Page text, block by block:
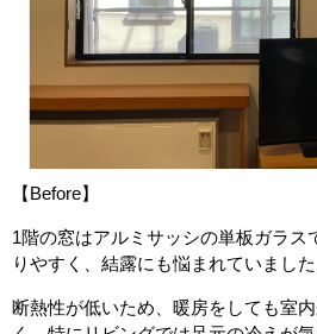
【Before】
1階の窓はアルミサッシの単板ガラス
りやすく、結露にも悩まれていました
断熱性が低いため、暖房をしても室